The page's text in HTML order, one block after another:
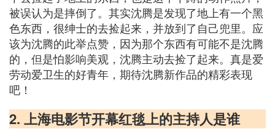
被误认为是摔倒了。其实沈腾是发现了地上有一个黑
色东西，很绅士的去捡起来，并放到了自己兜里。应
该为沈腾的此举点赞，因为那个东西有可能不是沈腾
的，但是怕影响美观，沈腾主动去捡了起来。真是爱
劳动爱卫生的好青年，期待沈腾新作品的精彩表现
吧！
2. 上海电影节开幕红毯上的主持人是谁